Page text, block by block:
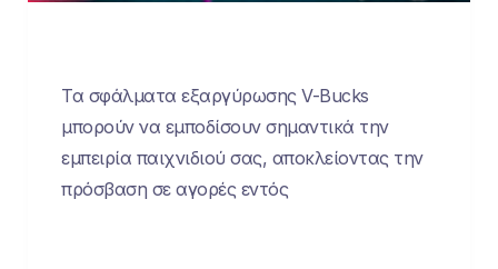
Τα σφάλματα εξαργύρωσης V-Bucks
μπορούν να εμποδίσουν σημαντικά την
εμπειρία παιχνιδιού σας, αποκλείοντας την
πρόσβαση σε αγορές εντός